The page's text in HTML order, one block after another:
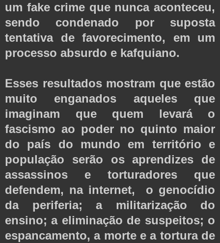
um fake crime que nunca aconteceu,
sendo condenado por suposta
tentativa de favorecimento, em um
processo absurdo e kafquiano.
Esses resultados mostram que estão
muito enganados aqueles que
imaginam que quem levará o
fascismo ao poder no quinto maior
do país do mundo em território e
população serão os aprendizes de
assassinos e torturadores que
defendem, na internet, o genocídio
da periferia; a militarização do
ensino; a eliminação de suspeitos; o
espancamento, a morte e a tortura de